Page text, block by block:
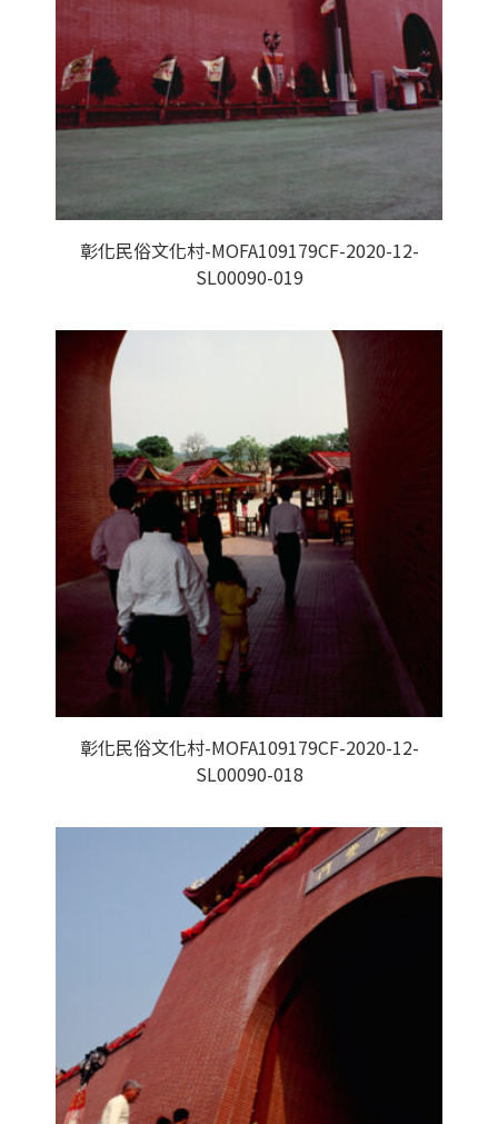
彰化民俗文化村-MOFA109179CF-2020-12-
SL00090-019
彰化民俗文化村-MOFA109179CF-2020-12-
SL00090-018